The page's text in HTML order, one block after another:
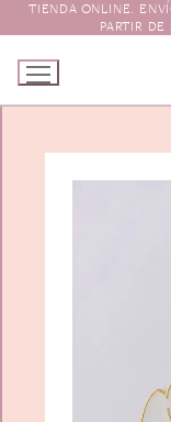
al
contenido
TIENDA ONLINE.
PARTIR